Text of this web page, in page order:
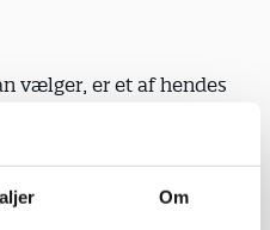
Om
vælger, er et af hendes
overbelastede, ikke